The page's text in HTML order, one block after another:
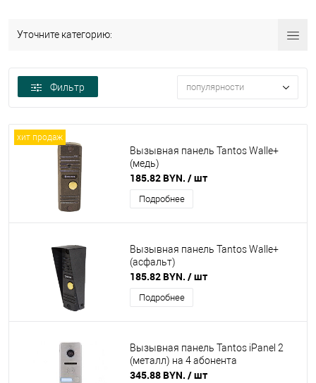
Уточните категорию:
Фильтр популярности
хит продаж
Вызывная панель Tantos Walle+
(медь)
185.82 BYN. / шт
Подробнее
Вызывная панель Tantos Walle+
(асфальт)
185.82 BYN. / шт
Подробнее
Вызывная панель Tantos iPanel 2
(металл) на 4 абонента
345.88 BYN. / шт